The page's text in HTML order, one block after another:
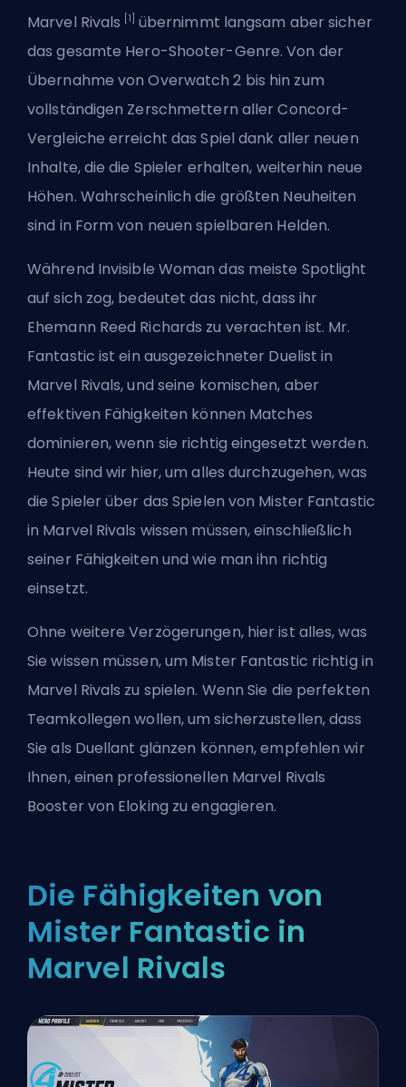
Marvel Rivals [1] übernimmt langsam aber sicher
das gesamte Hero-Shooter-Genre. Von der
Übernahme von Overwatch 2 bis hin zum
vollständigen Zerschmettern aller Concord-
Vergleiche erreicht das Spiel dank aller neuen
Inhalte, die die Spieler erhalten, weiterhin neue
Höhen. Wahrscheinlich die größten Neuheiten
sind in Form von neuen spielbaren Helden.
Während Invisible Woman das meiste Spotlight
auf sich zog, bedeutet das nicht, dass ihr
Ehemann Reed Richards zu verachten ist. Mr.
Fantastic ist ein ausgezeichneter Duelist in
Marvel Rivals, und seine komischen, aber
effektiven Fähigkeiten können Matches
dominieren, wenn sie richtig eingesetzt werden.
Heute sind wir hier, um alles durchzugehen, was
die Spieler über das Spielen von Mister Fantastic
in Marvel Rivals wissen müssen, einschließlich
seiner Fähigkeiten und wie man ihn richtig
einsetzt.
Ohne weitere Verzögerungen, hier ist alles, was
Sie wissen müssen, um Mister Fantastic richtig in
Marvel Rivals zu spielen. Wenn Sie die perfekten
Teamkollegen wollen, um sicherzustellen, dass
Sie als Duellant glänzen können, empfehlen wir
Ihnen, einen professionellen Marvel Rivals
Booster von Eloking zu engagieren.
Die Fähigkeiten von
Mister Fantastic in
Marvel Rivals